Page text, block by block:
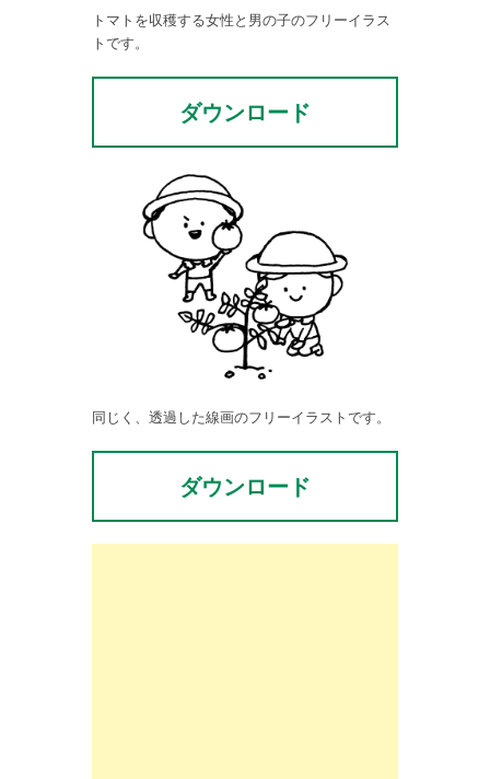
トマトを収穫する女性と男の子のフリーイラス
トです。
ダウンロード
同じく、透過した線画のフリーイラストです。
ダウンロード